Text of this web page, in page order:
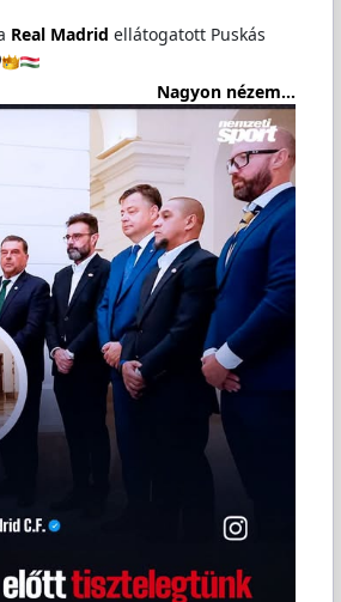
Real Madrid ellátogatott Puskás
Nagyon nézem...